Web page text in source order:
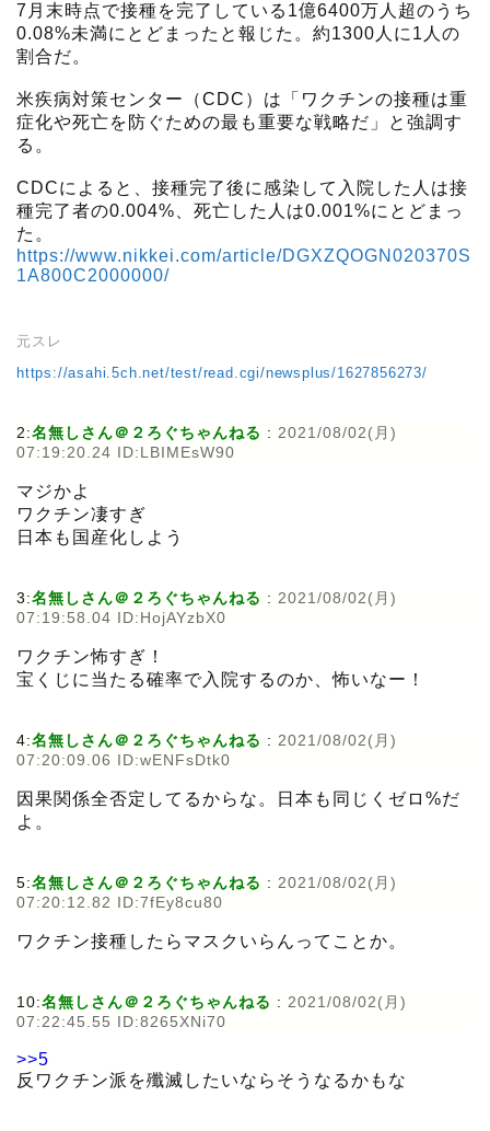
7月末時点で接種を完了している1億6400万人超のうち
0.08%未満にとどまったと報じた。約1300人に1人の
割合だ。
米疾病対策センター（CDC）は「ワクチンの接種は重
症化や死亡を防ぐための最も重要な戦略だ」と強調す
る。
CDCによると、接種完了後に感染して入院した人は接
種完了者の0.004%、死亡した人は0.001%にとどまっ
た。
https://www.nikkei.com/article/DGXZQOGN020370S
1A800C2000000/
元スレ
https://asahi.5ch.net/test/read.cgi/newsplus/1627856273/
2:名無しさん＠２ろぐちゃんねる : 2021/08/02(月)
07:19:20.24 ID:LBIMEsW90
マジかよ
ワクチン凄すぎ
日本も国産化しよう
3:名無しさん＠２ろぐちゃんねる : 2021/08/02(月)
07:19:58.04 ID:HojAYzbX0
ワクチン怖すぎ！
宝くじに当たる確率で入院するのか、怖いなー！
4:名無しさん＠２ろぐちゃんねる : 2021/08/02(月)
07:20:09.06 ID:wENFsDtk0
因果関係全否定してるからな。日本も同じくゼロ%だ
よ。
5:名無しさん＠２ろぐちゃんねる : 2021/08/02(月)
07:20:12.82 ID:7fEy8cu80
ワクチン接種したらマスクいらんってことか。
10:名無しさん＠２ろぐちゃんねる : 2021/08/02(月)
07:22:45.55 ID:8265XNi70
>>5
反ワクチン派を殲滅したいならそうなるかもな